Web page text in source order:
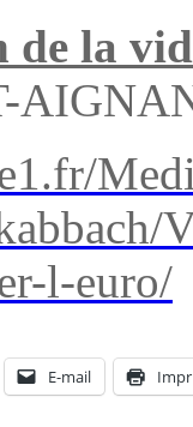
de la
l-euro/
E-mail